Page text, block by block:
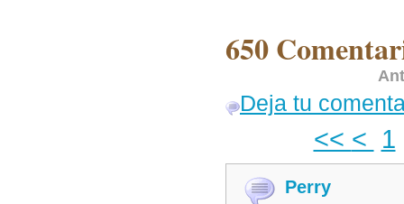
650
Deja tu
<< < 1
Perry